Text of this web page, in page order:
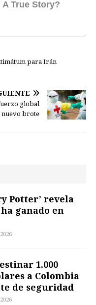
para Irán
global
nuevo brote
Potter’ revela
ganado en
1.000
a Colombia
de seguridad